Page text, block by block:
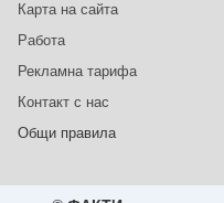
Карта на сайта
Работа
Рекламна тарифа
Контакт с нас
Общи правила